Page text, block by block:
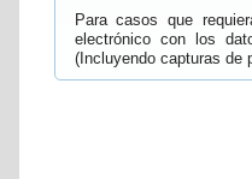
Para casos que
electrónico con los
(Incluyendo capturas de